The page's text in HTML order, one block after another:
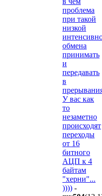
проблема
при такой
низкой
обмена
принимать
и
передавать
в
У вас как
то
незаметно
происходят
переходы
от 16
битного
АЦП к 4
байтам
"херни"...
)))) -